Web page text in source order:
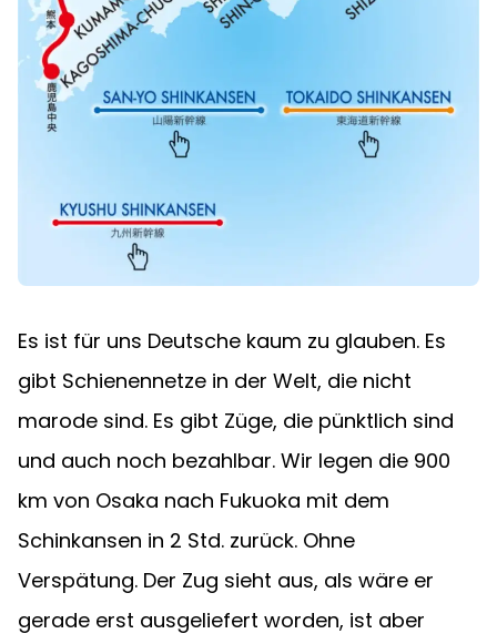
Es ist für uns Deutsche kaum zu glauben. Es
gibt Schienennetze in der Welt, die nicht
marode sind. Es gibt Züge, die pünktlich sind
und auch noch bezahlbar. Wir legen die 900
km von Osaka nach Fukuoka mit dem
Schinkansen in 2 Std. zurück. Ohne
Verspätung. Der Zug sieht aus, als wäre er
gerade erst ausgeliefert worden, ist aber